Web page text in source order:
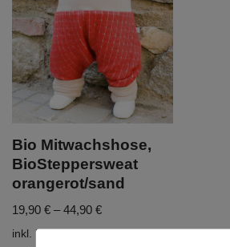
Bio Mitwachshose,
BioSteppersweat
orangerot/sand
19,90 € –44,90 €
inkl. MwSt.